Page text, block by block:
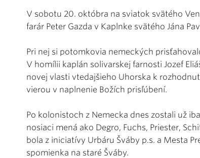
V sobotu 20. októbra na sviatok svätého
farár Peter Gazda v Kaplnke svätého Jána
Pri nej si potomkovia nemeckých
V homílii kaplán solivarskej farnosti Jozef
novej vlasti vtedajšieho Uhorska k
vierou v naplnenie Božích prisľúbení.
Po kolonistoch z Nemecka dnes zostali už
nosiaci mená ako Degro, Fuchs, Priester,
bola z iniciatívy Urbáru Šváby p.s. a Mesta
spomienka na staré Šváby.